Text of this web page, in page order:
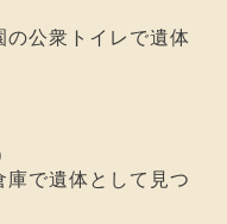
公衆トイレで遺体
で遺体として見つ